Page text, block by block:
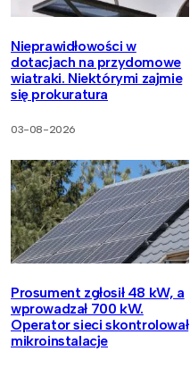
Nieprawidłowości w
dotacjach na przydomowe
wiatraki. Niektórymi zajmie
się prokuratura
03-08-2026
Prosument zgłosił 48 kW, a
wprowadzał 700 kW.
Operator sieci skontrolował
mikroinstalacje